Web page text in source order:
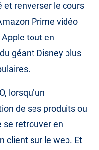
et renverser le cours
Prime vidéo
tout en
géant Disney plus
lorsqu’un
de ses produits ou
se retrouver en
client sur le web. Et